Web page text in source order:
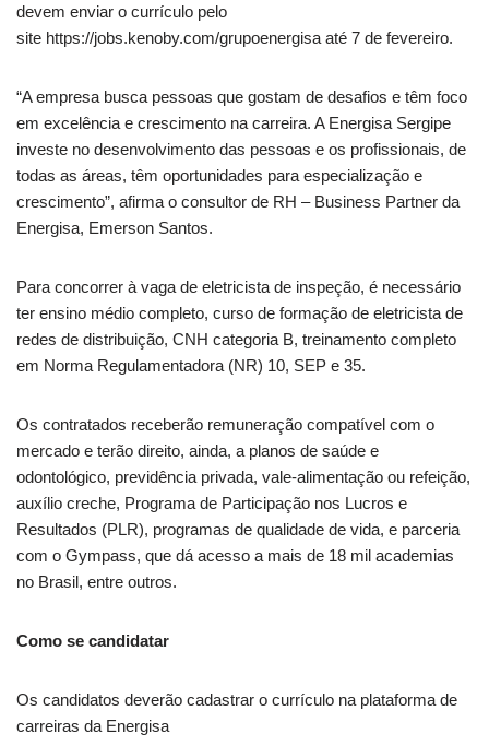
devem enviar o currículo pelo
site https://jobs.kenoby.com/grupoenergisa até 7 de fevereiro.
“A empresa busca pessoas que gostam de desafios e têm foco
em excelência e crescimento na carreira. A Energisa Sergipe
investe no desenvolvimento das pessoas e os profissionais, de
todas as áreas, têm oportunidades para especialização e
crescimento”, afirma o consultor de RH – Business Partner da
Energisa, Emerson Santos.
Para concorrer à vaga de eletricista de inspeção, é necessário
ter ensino médio completo, curso de formação de eletricista de
redes de distribuição, CNH categoria B, treinamento completo
em Norma Regulamentadora (NR) 10, SEP e 35.
Os contratados receberão remuneração compatível com o
mercado e terão direito, ainda, a planos de saúde e
odontológico, previdência privada, vale-alimentação ou refeição,
auxílio creche, Programa de Participação nos Lucros e
Resultados (PLR), programas de qualidade de vida, e parceria
com o Gympass, que dá acesso a mais de 18 mil academias
no Brasil, entre outros.
Como se candidatar
Os candidatos deverão cadastrar o currículo na plataforma de
carreiras da Energisa